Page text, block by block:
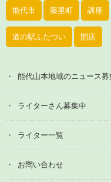
能代市 藤里町 講座
道の駅ふたつい 開店
能代山本地域のニュース募
ライターさん募集中
ライター一覧
お問い合わせ